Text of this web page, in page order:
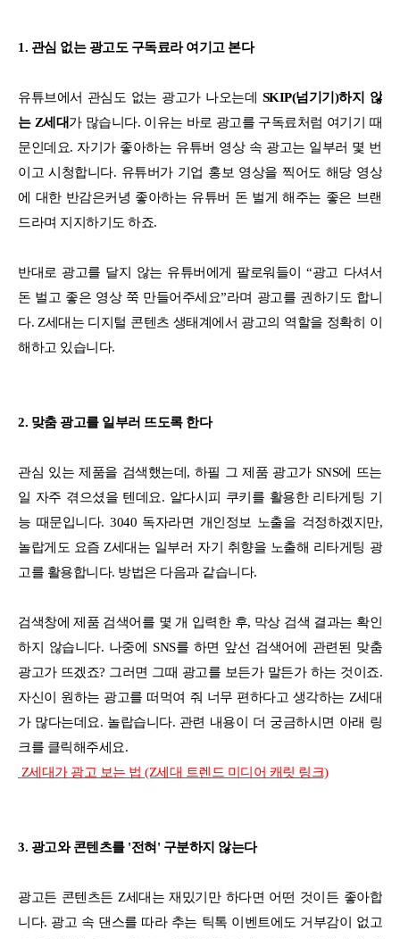
1. 관심 없는 광고도 구독료라 여기고 본다
유튜브에서 관심도 없는 광고가 나오는데 SKIP(넘기기)하지 않
는 Z세대가 많습니다. 이유는 바로 광고를 구독료처럼 여기기 때
문인데요. 자기가 좋아하는 유튜버 영상 속 광고는 일부러 몇 번
이고 시청합니다. 유튜버가 기업 홍보 영상을 찍어도 해당 영상
에 대한 반감은커녕 좋아하는 유튜버 돈 벌게 해주는 좋은 브랜
드라며 지지하기도 하죠.
반대로 광고를 달지 않는 유튜버에게 팔로워들이 “광고 다셔서
돈 벌고 좋은 영상 쭉 만들어주세요”라며 광고를 권하기도 합니
다. Z세대는 디지털 콘텐츠 생태계에서 광고의 역할을 정확히 이
해하고 있습니다.
2. 맞춤 광고를 일부러 뜨도록 한다
관심 있는 제품을 검색했는데, 하필 그 제품 광고가 SNS에 뜨는
일 자주 겪으셨을 텐데요. 알다시피 쿠키를 활용한 리타게팅 기
능 때문입니다. 3040 독자라면 개인정보 노출을 걱정하겠지만,
놀랍게도 요즘 Z세대는 일부러 자기 취향을 노출해 리타게팅 광
고를 활용합니다. 방법은 다음과 같습니다.
검색창에 제품 검색어를 몇 개 입력한 후, 막상 검색 결과는 확인
하지 않습니다. 나중에 SNS를 하면 앞선 검색어에 관련된 맞춤
광고가 뜨겠죠? 그러면 그때 광고를 보든가 말든가 하는 것이죠.
자신이 원하는 광고를 떠먹여 줘 너무 편하다고 생각하는 Z세대
가 많다는데요. 놀랍습니다. 관련 내용이 더 궁금하시면 아래 링
크를 클릭해주세요.
Z세대가 광고 보는 법 (Z세대 트렌드 미디어 캐릿 링크)
3. 광고와 콘텐츠를 '전혀' 구분하지 않는다
광고든 콘텐츠든 Z세대는 재밌기만 하다면 어떤 것이든 좋아합
니다. 광고 속 댄스를 따라 추는 틱톡 이벤트에도 거부감이 없고